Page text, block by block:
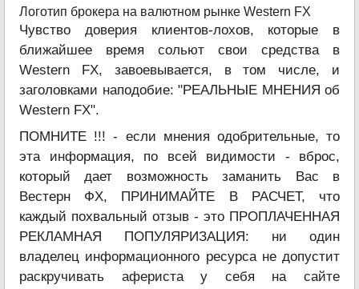
Логотип брокера на валютном рынке Western FX
Чувство доверия клиентов-лохов, которые в
ближайшее время сольют свои средства в
Western FX, завоевывается, в том числе, и
заголовками наподобие: "РЕАЛЬНЫЕ МНЕНИЯ об
Western FX".
ПОМНИТЕ !!! - если мнения одобрительные, то
эта информация, по всей видимости - вброс,
который дает возможность заманить Вас в
Вестерн ФХ, ПРИНИМАЙТЕ В РАСЧЕТ, что
каждый похвальный отзыв - это ПРОПЛАЧЕННАЯ
РЕКЛАМНАЯ ПОПУЛЯРИЗАЦИЯ: ни один
владелец информационного ресурса не допустит
раскручивать афериста у себя на сайте